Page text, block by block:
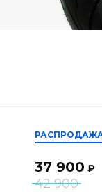
37 900 ₽
42 900